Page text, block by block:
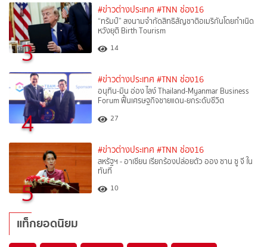
3
#ข่าวต่างประเทศ #TNN ช่อง16
“ทรัมป์” ลงนามจำกัดสิทธิสัญชาติอเมริกันโดยกำเนิด
หวังยุติ Birth Tourism
14
4
#ข่าวต่างประเทศ #TNN ช่อง16
อนุทิน-มิน อ่อง ไลง์ Thailand-Myanmar Business
Forum ฟื้นเศรษฐกิจชายแดน-ยกระดับชีวิต
27
5
#ข่าวต่างประเทศ #TNN ช่อง16
สหรัฐฯ - อาเซียน เรียกร้องปล่อยตัว ออง ซาน ซู จี ใน
ทันที
10
แท็กยอดนิยม